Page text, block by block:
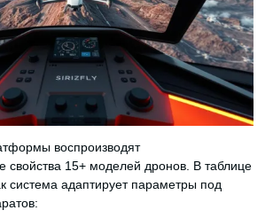
воспроизводят
свойства 15+ моделей дронов. В таблице
система адаптирует параметры под